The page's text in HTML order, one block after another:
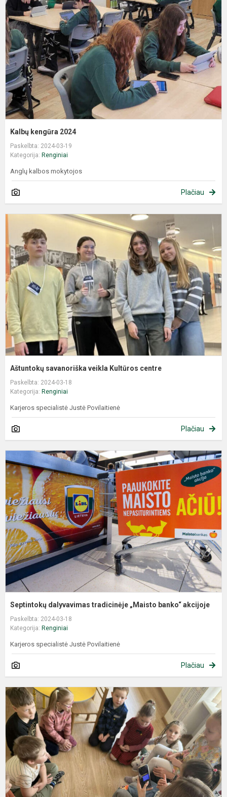
Kalbų kengūra 2024
Paskelbta: 2024-03-19
Kategorija: Renginiai
Anglų kalbos mokytojos
Plačiau
Aštuntokų savanoriška veikla Kultūros centre
Paskelbta: 2024-03-18
Kategorija: Renginiai
Karjeros specialistė Justė Povilaitienė
Plačiau
Septintokų dalyvavimas tradicinėje „Maisto banko“ akcijoje
Paskelbta: 2024-03-18
Kategorija: Renginiai
Karjeros specialistė Justė Povilaitienė
Plačiau